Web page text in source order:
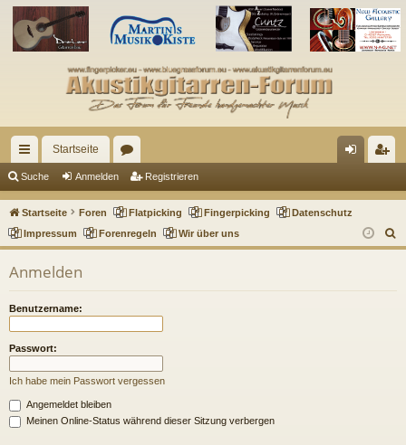
ch
ne
llz
Startseite
en m ist
rie
Suche Anmelden Registrieren
Startseite Foren Flatpicking Fingerpicking
Datenschutz
Impressum
Forenregeln Wir über uns
u
Anmelden
Benutzername:
Passwort:
Ich habe mein Passwort vergessen
Angemeldet bleiben
Meinen Online-Status während dieser Sitzung verbergen